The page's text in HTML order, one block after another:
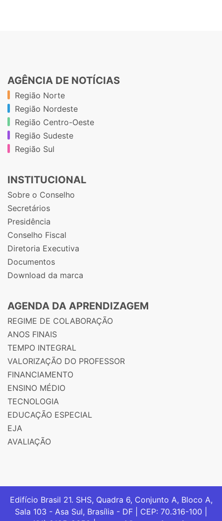
AGÊNCIA DE NOTÍCIAS
Região Norte
Região Nordeste
Região Centro-Oeste
Região Sudeste
Região Sul
INSTITUCIONAL
Sobre o Conselho
Secretários
Presidência
Conselho Fiscal
Diretoria Executiva
Documentos
Download da marca
AGENDA DA APRENDIZAGEM
REGIME DE COLABORAÇÃO
ANOS FINAIS
TEMPO INTEGRAL
VALORIZAÇÃO DO PROFESSOR
FINANCIAMENTO
ENSINO MÉDIO
TECNOLOGIA
EDUCAÇÃO ESPECIAL
EJA
AVALIAÇÃO
Edifício Brasil 21. SHS, Quadra 6, Conjunto A, Bloco A,
Sala 103 - Asa Sul, Brasília - DF | CEP: 70.316-100 |